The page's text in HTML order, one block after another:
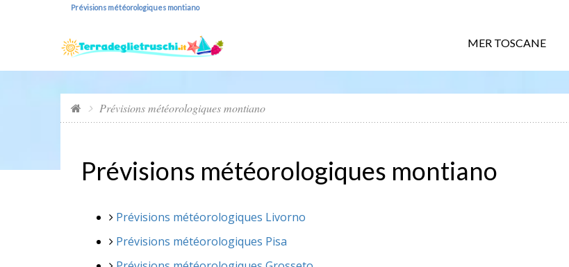
Prévisions météorologiques montiano
MER TOSCANE
Prévisions météorologiques montiano
Prévisions météorologiques montiano
Prévisions météorologiques Livorno
Prévisions météorologiques Pisa